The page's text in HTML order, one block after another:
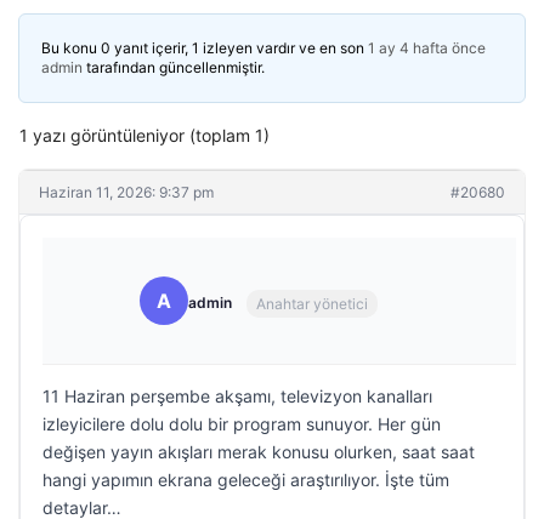
Bu konu 0 yanıt içerir, 1 izleyen vardır ve en son 1 ay 4 hafta önce
admin tarafından güncellenmiştir.
1 yazı görüntüleniyor (toplam 1)
Haziran 11, 2026: 9:37 pm #20680
A admin Anahtar yönetici
11 Haziran perşembe akşamı, televizyon kanalları
izleyicilere dolu dolu bir program sunuyor. Her gün
değişen yayın akışları merak konusu olurken, saat saat
hangi yapımın ekrana geleceği araştırılıyor. İşte tüm
detaylar…